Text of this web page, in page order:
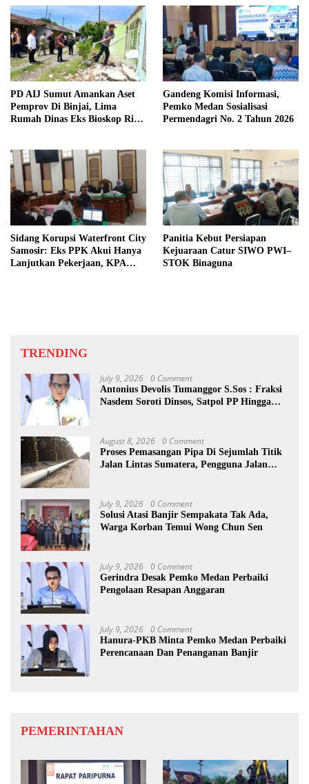
PD AIJ Sumut Amankan Aset
Pemprov Di Binjai, Lima
Rumah Dinas Eks Bioskop Ria
Gandeng Komisi Informasi,
Pemko Medan Sosialisasi
Permendagri No. 2 Tahun 2026
Sidang Korupsi Waterfront City
Samosir: Eks PPK Akui Hanya
Lanjutkan Pekerjaan, KPA
Panitia Kebut Persiapan
Kejuaraan Catur SIWO PWI–
STOK Binaguna
TRENDING
July 9, 2026 0 Comment
Antonius Devolis Tumanggor S.Sos : Fraksi
Nasdem Soroti Dinsos, Satpol PP Hingga
August 8, 2026 0 Comment
Proses Pemasangan Pipa Di Sejumlah Titik
Jalan Lintas Sumatera, Pengguna Jalan
July 9, 2026 0 Comment
Solusi Atasi Banjir Sempakata Tak Ada,
Warga Korban Temui Wong Chun Sen
July 9, 2026 0 Comment
Gerindra Desak Pemko Medan Perbaiki
Pengolaan Resapan Anggaran
July 9, 2026 0 Comment
Hanura-PKB Minta Pemko Medan Perbaiki
Perencanaan Dan Penanganan Banjir
PEMERINTAHAN